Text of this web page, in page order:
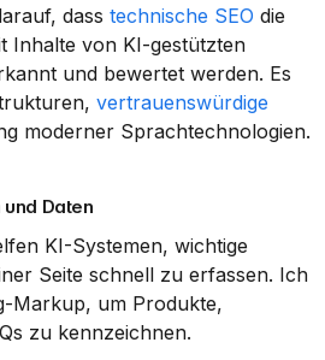
dass technische SEO die
Inhalte von KI-gestützten
und bewertet werden. Es
vertrauenswürdige
moderner Sprachtechnologien.
Daten
KI-Systemen, wichtige
Seite schnell zu erfassen. Ich
Markup, um Produkte,
zu kennzeichnen.